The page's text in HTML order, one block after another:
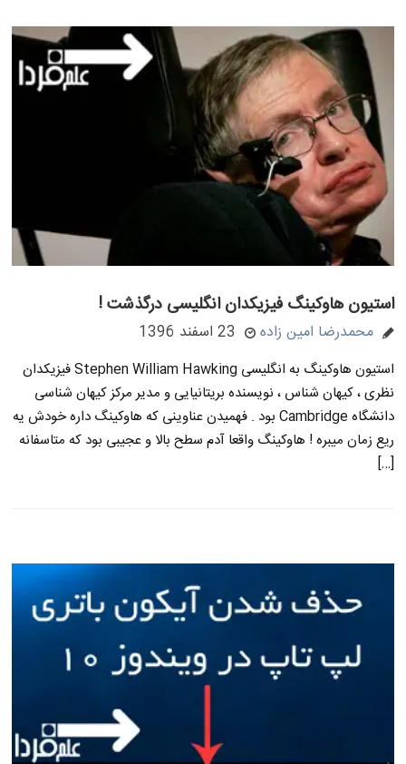
استیون هاوکینگ فیزیکدان انگلیسی درگذشت !
محمدرضا امین زاده 23 اسفند 1396
استیون هاوکینگ به انگلیسی Stephen William Hawking فیزیکدان
نظری ، کیهان شناس ، نویسنده بریتانیایی و مدیر مرکز کیهان شناسی
دانشگاه Cambridge بود . فهمیدن عناوینی که هاوکینگ داره خودش یه
ریع زمان میبره ! هاوکینگ واقعا آدم سطح بالا و عجیبی بود که متاسفانه
[…]